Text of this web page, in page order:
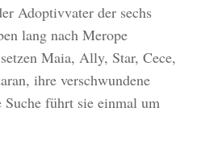
Adoptivvater der sechs
lang nach Merope
Maia, Ally, Star, Cece,
ihre verschwundene
führt sie einmal um